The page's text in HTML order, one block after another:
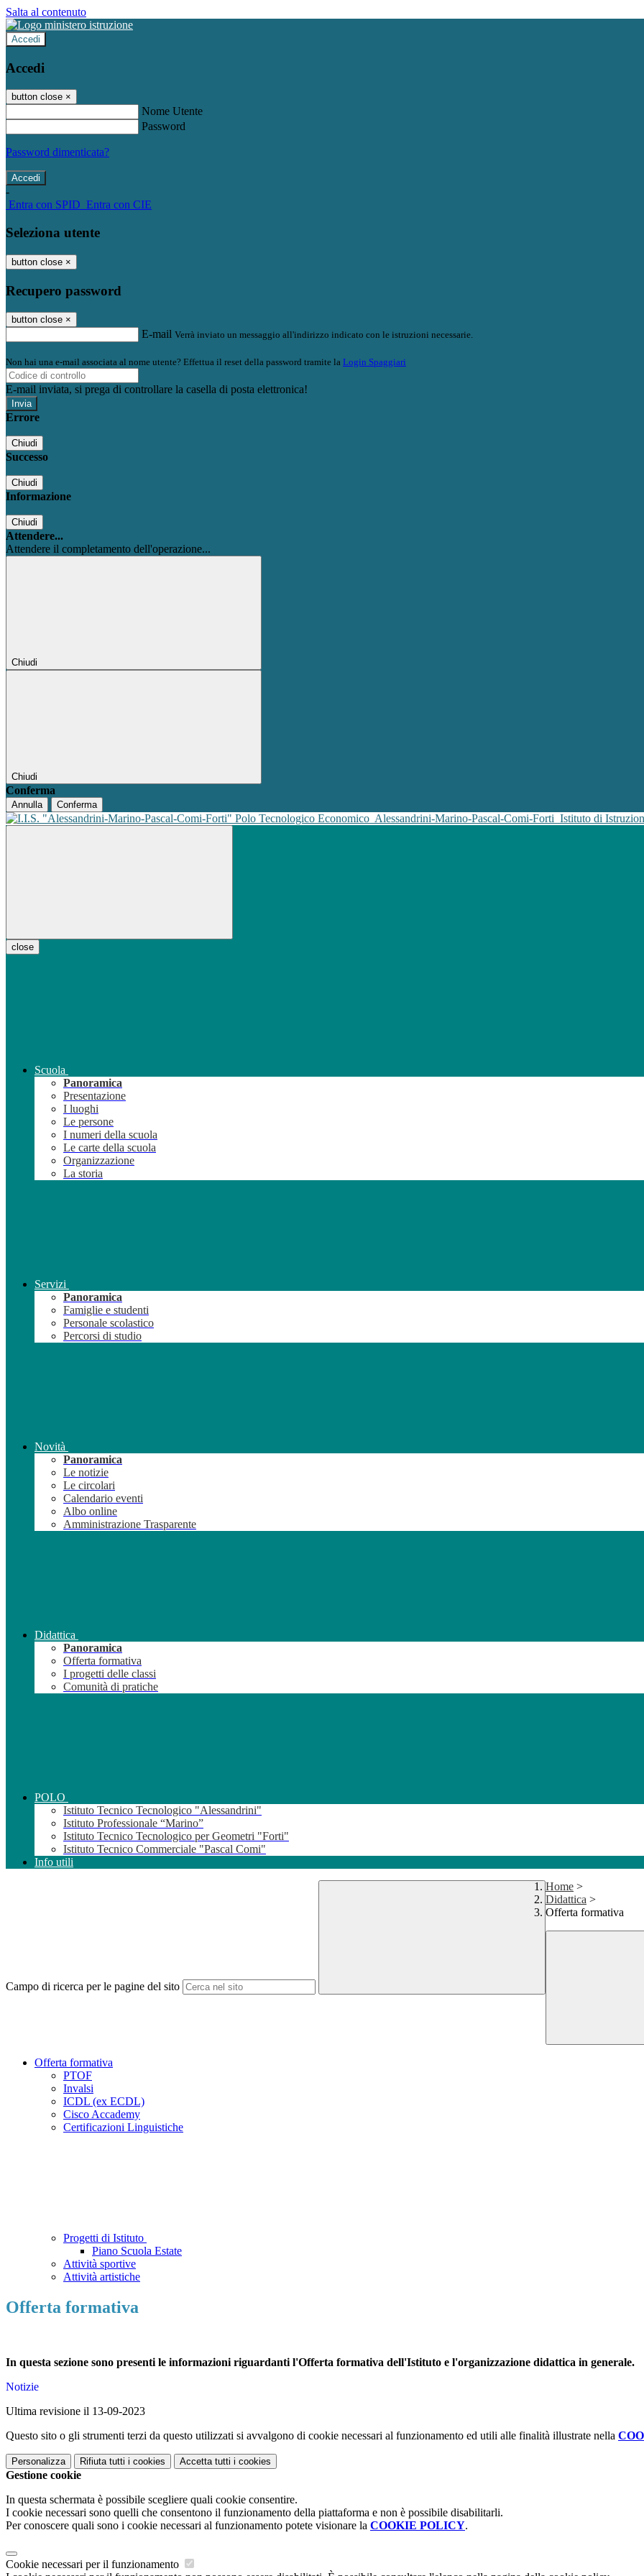
Salta al contenuto
Accedi
Accedi
button close ×
Nome Utente
Password
Password dimenticata?
-
Entra con SPID Entra con CIE
Seleziona utente
button close ×
Recupero password
button close ×
E-mail Verrà inviato un messaggio all'indirizzo indicato con le istruzioni necessarie.
Non hai una e-mail associata al nome utente? Effettua il reset della password tramite la Login Spaggiari
E-mail inviata, si prega di controllare la casella di posta elettronica!
Errore
Chiudi
Successo
Chiudi
Informazione
Chiudi
Attendere...
Attendere il completamento dell'operazione...
Chiudi
Chiudi
Conferma
Annulla Conferma
Polo Tecnologico Economico Alessandrini-Marino-Pascal-Comi-Forti Istituto di
close
Scuola
Panoramica
Presentazione
I luoghi
Le persone
I numeri della scuola
Le carte della scuola
Organizzazione
La storia
Servizi
Panoramica
Famiglie e studenti
Personale scolastico
Percorsi di studio
Novità
Panoramica
Le notizie
Le circolari
Calendario eventi
Albo online
Amministrazione Trasparente
Didattica
Panoramica
Offerta formativa
I progetti delle classi
Comunità di pratiche
POLO
Istituto Tecnico Tecnologico "Alessandrini"
Istituto Professionale “Marino”
Istituto Tecnico Tecnologico per Geometri "Forti"
Istituto Tecnico Commerciale "Pascal Comi"
Info utili
Campo di ricerca per le pagine del sito
Home >
Didattica >
Offerta formativa
Offerta formativa
PTOF
Invalsi
ICDL (ex ECDL)
Cisco Accademy
Certificazioni Linguistiche
Progetti di Istituto
Piano Scuola Estate
Attività sportive
Attività artistiche
Offerta formativa
In questa sezione sono presenti le informazioni riguardanti l'Offerta formativa dell'Istituto e l'organizzazione didattica in generale.
Notizie
Ultima revisione il 13-09-2023
Questo sito o gli strumenti terzi da questo utilizzati si avvalgono di cookie necessari al funzionamento ed utili alle finalità illustrate nella
Personalizza Rifiuta tutti i cookies Accetta tutti i cookies
Gestione cookie
In questa schermata è possibile scegliere quali cookie consentire.
I cookie necessari sono quelli che consentono il funzionamento della piattaforma e non è possibile disabilitarli.
Per conoscere quali sono i cookie necessari al funzionamento potete visionare la COOKIE POLICY.
Cookie necessari per il funzionamento